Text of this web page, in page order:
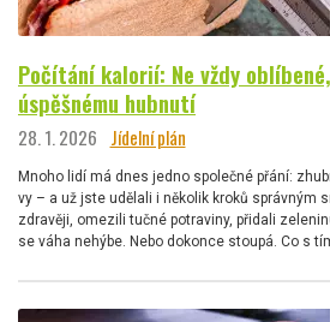
Počítání kalorií: Ne vždy
úspěšnému hubnutí
28. 1. 2026 Jídelní plán
Mnoho lidí má dnes jedno společné přání:
vy – a už jste udělali i několik kroků správným
zdravěji, omezili tučné potraviny, přidali
se váha nehýbe. Nebo dokonce stoupá. Co s